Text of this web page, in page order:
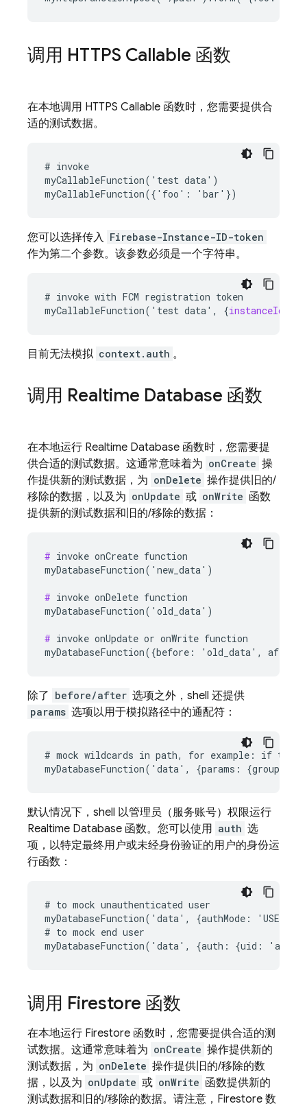
调用 HTTPS Callable 函数
在本地调用 HTTPS Callable 函数时，您需要提供合
适的测试数据。
# invoke
myCallableFunction('test data')
您可以选择传入 Firebase-Instance-ID-token
作为第二个参数。该参数必须是一个字符串。
# invoke with FCM registration token
myCallableFunction(' test data', {
目前无法模拟 context.auth 。
调用 Realtime Database 函数
在本地运行 Realtime Database 函数时，您需要提
供合适的测试数据。这通常意味着为 onCreate 操
作提供新的测试数据，为 onDelete 操作提供旧的/
移除的数据，以及为 onUpdate 或 onWrite 函数
提供新的测试数据和旧的/移除的数据：
# invoke onCreate function
myDatabaseFunction('new_data')
# invoke onDelete function
myDatabaseFunction('old_data')
# invoke onUpdate or onWrite function
除了 before/after 选项之外，shell 还提供
params 选项以用于模拟路径中的通配符：
# mock wildcards in path, for example: if the
默认情况下，shell 以管理员（服务账号）权限运行
Realtime Database 函数。您可以使用 auth 选
项，以特定最终用户或未经身份验证的用户的身份运
行函数：
# to mock unauthenticated user
myDatabaseFunction('data', {authMode: 'USER'})
# to mock end user
调用 Firestore 函数
在本地运行 Firestore 函数时，您需要提供合适的测
试数据。这通常意味着为 onCreate 操作提供新的
测试数据，为 onDelete 操作提供旧的/移除的数
据，以及为 onUpdate 或 onWrite 函数提供新的
测试数据和旧的/移除的数据。请注意，Firestore 数